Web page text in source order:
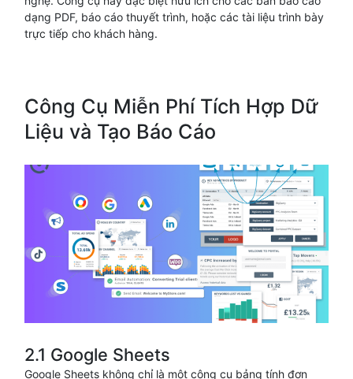
dạng PDF, báo cáo thuyết trình, hoặc các tài liệu trình bày
trực tiếp cho khách hàng.
Công Cụ Miễn Phí Tích Hợp Dữ
Liệu và Tạo Báo Cáo
2.1 Google Sheets
Google Sheets không chỉ là một công cụ bảng tính đơn